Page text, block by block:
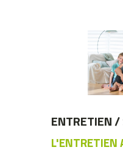
ENTRETIEN /
L'ENTRETIEN